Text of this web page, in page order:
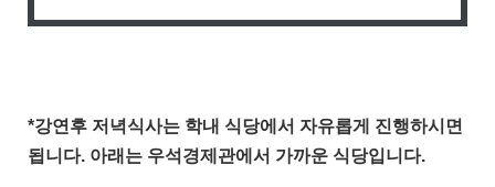
*강연후 저녁식사는 학내 식당에서 자유롭게 진행하시면
됩니다. 아래는 우석경제관에서 가까운 식당입니다.